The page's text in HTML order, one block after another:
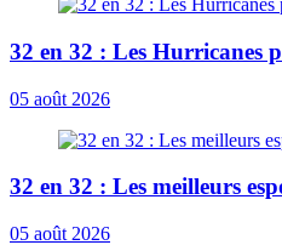
32 en 32 : Les Hurricanes
05 août 2026
32 en 32 : Les meilleurs
05 août 2026